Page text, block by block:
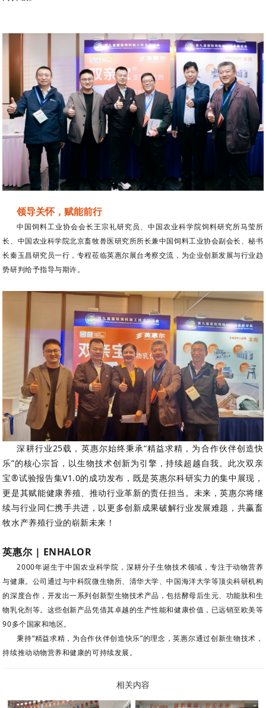
领导关怀，赋能前行
中国饲料工业协会会长王宗礼研究员、中国农业科学院饲料研究所马莹所
长、 中国农业科学院北京畜牧兽医研究所所长兼中国饲料工业协会副会长、秘书
长秦玉昌研究员一行，专程莅临英惠尔展台考察交流，为企业创新发展与行业趋
势研判给予指导与期许。
深耕行业25载，英惠尔始终秉承“精益求精，为合作伙伴创造快
乐”的核心宗旨，以生物技术创新为引擎，持续超越自我。此次双亲
宝®试验报告集V1.0的成功发布，既是英惠尔科研实力的集中展现，
更是其赋能健康养殖、推动行业革新的责任担当。未来，英惠尔将继
续与行业同仁携手共进，以更多创新成果破解行业发展难题，共赢畜
牧水产养殖行业的崭新未来！
英惠尔 | ENHALOR
2000年诞生于中国农业科学院，深耕分子生物技术领域，专注于动物营养
与健康。公司通过与中科院微生物所、清华大学、中国海洋大学等顶尖科研机构
的深度合作，开发出一系列创新型生物技术产品，包括酵母后生元、功能肽和生
物乳化剂等。这些创新产品凭借其卓越的生产性能和健康价值，已远销至欧美等
90多个国家和地区。
秉持“精益求精，为合作伙伴创造快乐”的理念，英惠尔通过创新生物技术，
持续推动动物营养和健康的可持续发展。
相关内容